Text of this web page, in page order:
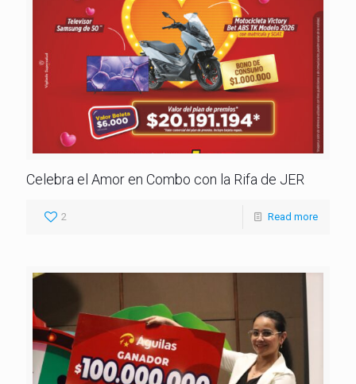
Celebra el Amor en Combo con la Rifa de JER
2 Read more